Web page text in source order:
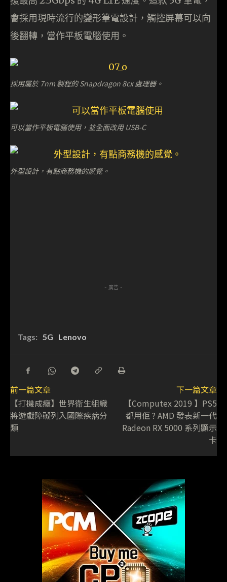
會採用現時流行的變形筆電設計，觸控屏幕可以向
後翻轉，當作平板電腦使用。
採用屬於 7nm 製程的 Snapdragon 8cx 處理器。
可以當作平板電腦使用，並全面改用 USB-C
外型設計，有點商務機的感覺。
- 廣告 -
Tags: 5G Lenovo
前一篇文章
【打機成癮】世界衛生組織
將遊戲障礙列入國際疾病分
類
下一篇文章
【Computex 2019 】PS5
都用佢 ? AMD 發表新一代
Radeon RX 5000 系列顯示
卡